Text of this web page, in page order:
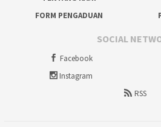
FORM PENGADUAN
SOCIAL
Facebook
Instagram
RSS